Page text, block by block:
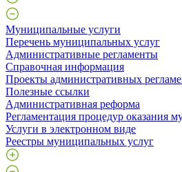
Муниципальные услуги
Перечень муниципальных услуг
Административные регламенты
Справочная информация
Проекты административных
Полезные ссылки
Административная реформа
Регламентация процедур оказания
Услуги в электронном виде
Реестры муниципальных услуг